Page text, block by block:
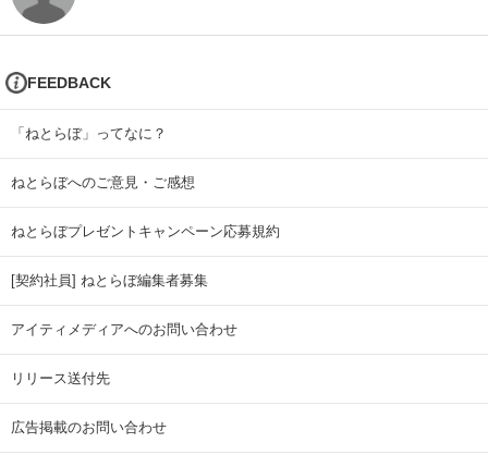
FEEDBACK
「ねとらぼ」ってなに？
ねとらぼへのご意見・ご感想
ねとらぼプレゼントキャンペーン応募規約
[契約社員] ねとらぼ編集者募集
アイティメディアへのお問い合わせ
リリース送付先
広告掲載のお問い合わせ